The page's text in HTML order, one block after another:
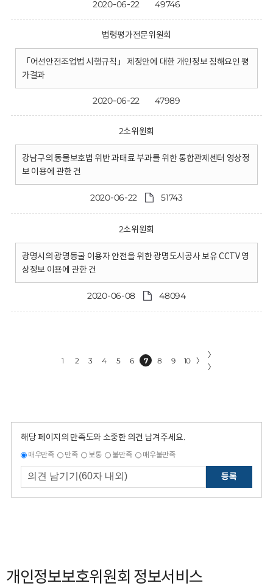
2020-06-22 49746
법령평가전문위원회
「어선안전조업법 시행규칙」 제정안에 대한 개인정보 침해요인 평
가결과
2020-06-22 47989
2소위원회
강남구의 동물보호법 위반 과태료 부과를 위한 통합관제센터 영상정
보 이용에 관한 건
2020-06-22 51743
2소위원회
광명시의 광명동굴 이용자 안전을 위한 광명도시공사 보유 CCTV 영
상정보 이용에 관한 건
2020-06-08 48094
1 2 3 4 5 6 7 8 9 10 〉
〉
〉
해당 페이지의 만족도와 소중한 의견 남겨주세요.
매우만족 만족 보통 불만족 매우불만족
등록
개인정보보호위원회 정보서비스